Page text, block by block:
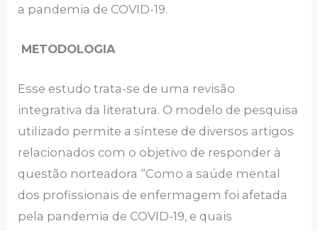
a pandemia de COVID-19.
METODOLOGIA
Esse estudo trata-se de uma revisão
integrativa da literatura. O modelo de pesquisa
utilizado permite a síntese de diversos artigos
relacionados com o objetivo de responder à
questão norteadora “Como a saúde mental
dos profissionais de enfermagem foi afetada
pela pandemia de COVID-19, e quais